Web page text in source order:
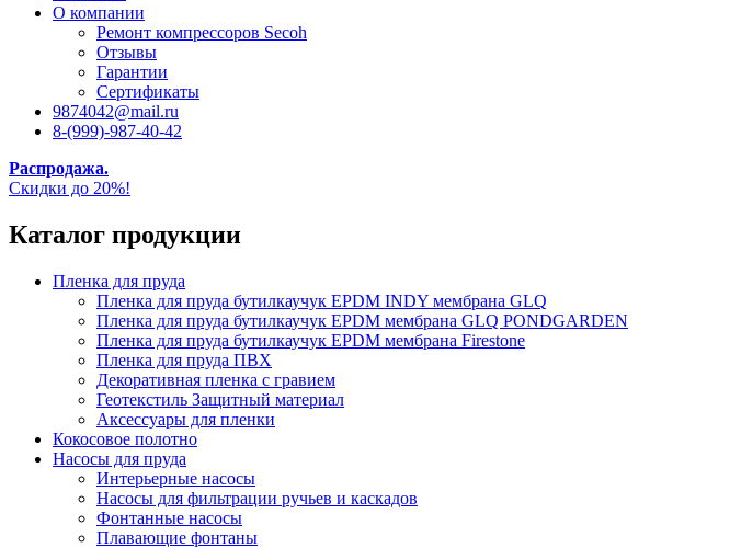
О компании
Ремонт компрессоров Secoh
Отзывы
Гарантии
Сертификаты
9874042@mail.ru
8-(999)-987-40-42
Распродажа.
Скидки до 20%!
Каталог продукции
Пленка для пруда
Пленка для пруда бутилкаучук EPDM INDY мембрана GLQ
Пленка для пруда бутилкаучук EPDM мембрана GLQ PONDGARDEN
Пленка для пруда бутилкаучук EPDM мембрана Firestone
Пленка для пруда ПВХ
Декоративная пленка с гравием
Геотекстиль Защитный материал
Аксессуары для пленки
Кокосовое полотно
Насосы для пруда
Интерьерные насосы
Насосы для фильтрации ручьев и каскадов
Фонтанные насосы
Плавающие фонтаны